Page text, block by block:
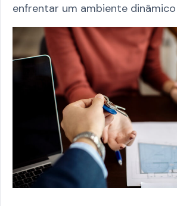
enfrentar um ambiente